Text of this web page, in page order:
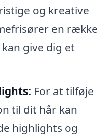
og kreative
en række
give dig et
For at tilføje
til dit hår kan
highlights og